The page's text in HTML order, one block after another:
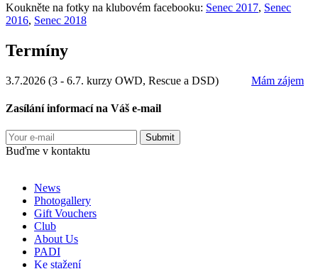
Koukněte na fotky na klubovém facebooku: Senec 2017, Senec
2016, Senec 2018
Termíny
3.7.2026 (3 - 6.7. kurzy OWD, Rescue a DSD) Mám zájem
Zasílání informací na Váš e-mail
Buďme v kontaktu
News
Photogallery
Gift Vouchers
Club
About Us
PADI
Ke stažení